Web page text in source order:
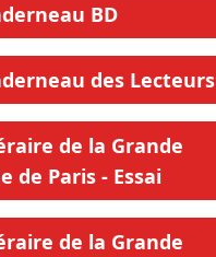
BD
des Lecteurs
de la Grande
de Paris - Essai
de la Grande